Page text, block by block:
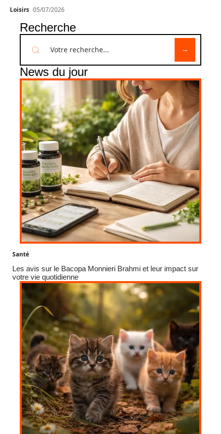
Loisirs 05/07/2026
Recherche
News du jour
Santé
Les avis sur le Bacopa Monnieri Brahmi et leur impact sur
votre vie quotidienne